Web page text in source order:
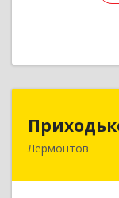
Лермонтов
357341,